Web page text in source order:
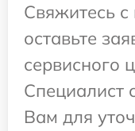
Свяжитесь
оставьте
сервисного
Специалист
Вам для